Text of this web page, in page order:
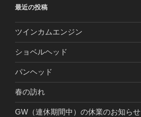
最近の投稿
ツインカムエンジン
ショベルヘッド
パンヘッド
春の訪れ
GW（連休期間中）の休業のお知らせ